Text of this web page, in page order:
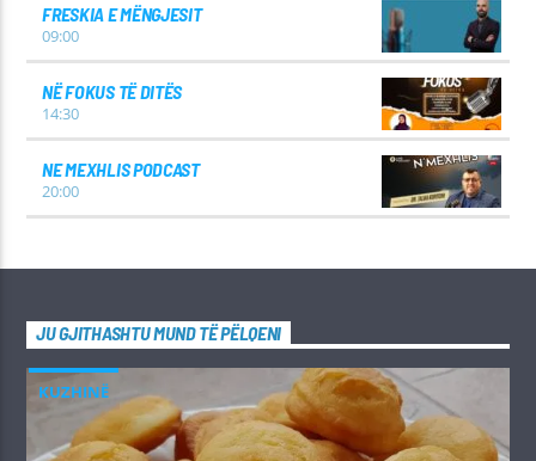
FRESKIA E MËNGJESIT
09:00
NË FOKUS TË DITËS
14:30
NE MEXHLIS PODCAST
20:00
JU GJITHASHTU MUND TË PËLQENI
KUZHINË